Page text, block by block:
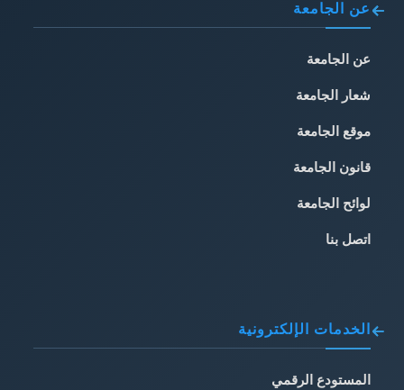
عن الجامعة
عن الجامعة
شعار الجامعة
موقع الجامعة
قانون الجامعة
لوائح الجامعة
اتصل بنا
الخدمات الإلكترونية
المستودع الرقمي